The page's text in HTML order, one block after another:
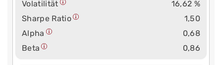
Volatilität
16,62 %
Sharpe Ratio
1,50
Alpha
0,68
Beta
0,86